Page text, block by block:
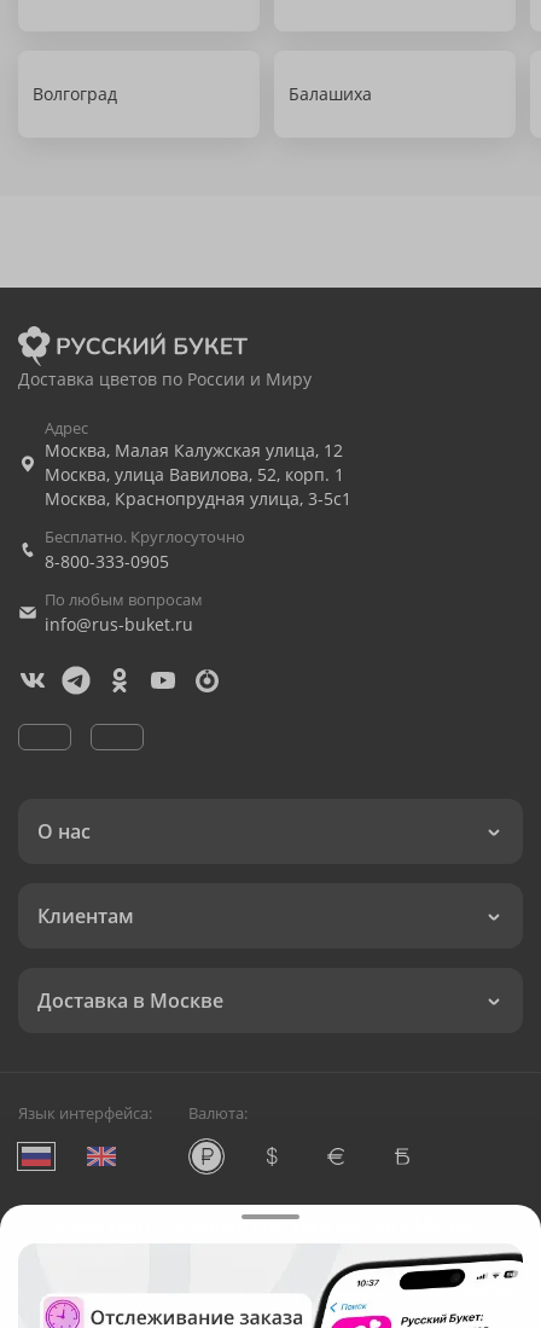
Волгоград Балашиха
Доставка цветов по России и Миру
Адрес
Москва, Малая Калужская улица, 12
Москва, улица Вавилова, 52, корп. 1
Москва, Краснопрудная улица, 3-5с1
Бесплатно. Круглосуточно
8-800-333-0905
По любым вопросам
info@rus-buket.ru
О нас
Клиентам
Доставка в Москве
Язык интерфейса: Валюта:
Служба круглосуточной доставки цветов в Москве
Русский Букет, 2026
Общество с ограниченной ответственностью «Технология»
ОГРН: 1195476081745, ИНН: 5410081997